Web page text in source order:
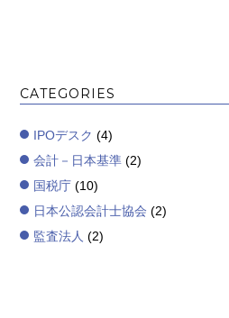
CATEGORIES
IPOデスク (4)
会計－日本基準 (2)
国税庁 (10)
日本公認会計士協会 (2)
監査法人 (2)